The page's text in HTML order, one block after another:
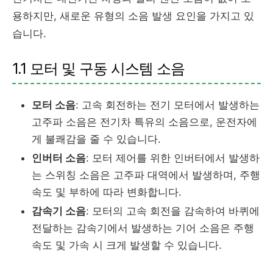
용하지만, 새로운 유형의 소음 발생 요인을 가지고 있
습니다.
1.1 모터 및 구동 시스템 소음
모터 소음: 고속 회전하는 전기 모터에서 발생하는
고주파 소음은 전기차 특유의 소음으로, 운전자에
게 불쾌감을 줄 수 있습니다.
인버터 소음: 모터 제어를 위한 인버터에서 발생하
는 스위칭 소음은 고주파 대역에서 발생하며, 주행
속도 및 부하에 따라 변화합니다.
감속기 소음: 모터의 고속 회전을 감속하여 바퀴에
전달하는 감속기에서 발생하는 기어 소음은 주행
속도 및 가속 시 크게 발생할 수 있습니다.